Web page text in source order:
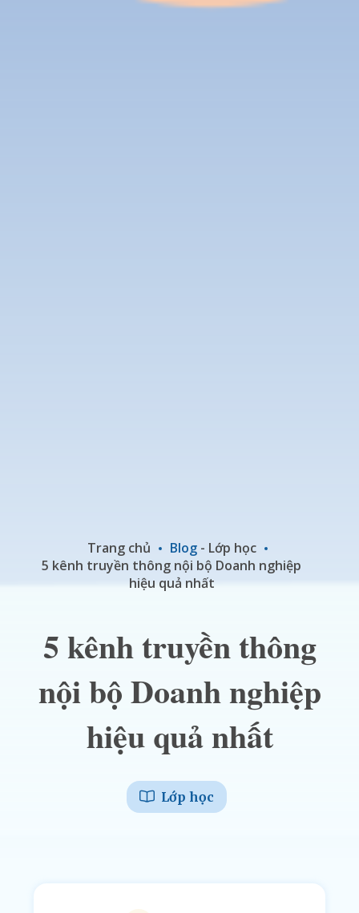
Trang chủ Blog - Lớp học
5 kênh truyền thông nội bộ Doanh nghiệp
hiệu quả nhất
5 kênh truyền thông
nội bộ Doanh nghiệp
hiệu quả nhất
Lớp học